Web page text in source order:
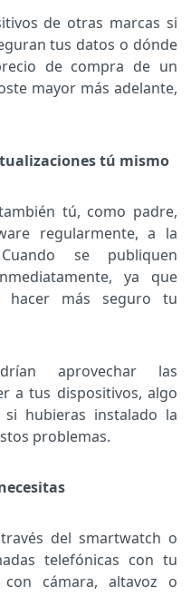
de otras marcas si
tus datos o dónde
de compra de un
mayor más adelante,
tú mismo
tú, como padre,
regularmente, a la
se publiquen
ya que
hacer más seguro tu
aprovechar las
a tus dispositivos, algo
hubieras instalado la
problemas.
del smartwatch o
telefónicas con tu
cámara, altavoz o